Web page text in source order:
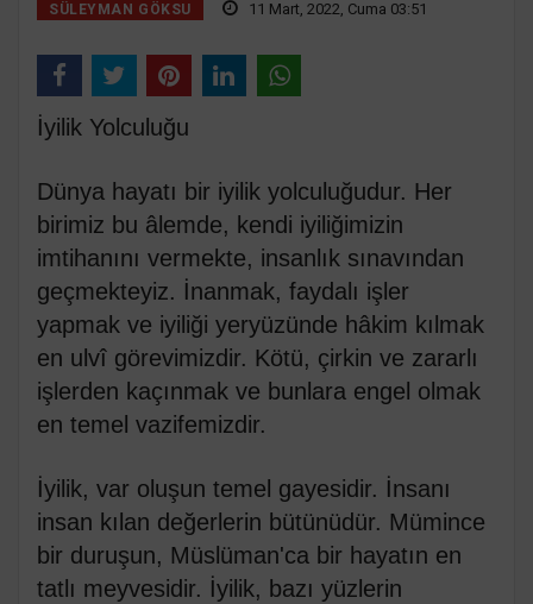
SÜLEYMAN GÖKSU 11 Mart, 2022, Cuma 03:51
İyilik Yolculuğu
Dünya hayatı bir iyilik yolculuğudur. Her
birimiz bu âlemde, kendi iyiliğimizin
imtihanını vermekte, insanlık sınavından
geçmekteyiz. İnanmak, faydalı işler
yapmak ve iyiliği yeryüzünde hâkim kılmak
en ulvî görevimizdir. Kötü, çirkin ve zararlı
işlerden kaçınmak ve bunlara engel olmak
en temel vazifemizdir.
İyilik, var oluşun temel gayesidir. İnsanı
insan kılan değerlerin bütünüdür. Mümince
bir duruşun, Müslüman'ca bir hayatın en
tatlı meyvesidir. İyilik, bazı yüzlerin